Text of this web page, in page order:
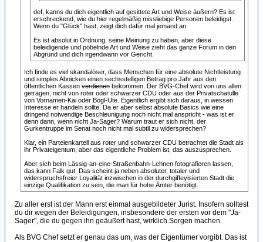
def, kanns du dich eigentlich auf gesittete Art und Weise äußern? Es ist
erschreckend, wie du hier regelmäßig missliebige Personen beleidigst.
Wenn du "Glück" hast, zeigt dich dafür mal jemand an.
Es ist absolut in Ordnung, seine Meinung zu haben, aber diese
beleidigende und pöbelnde Art und Weise zieht das ganze Forum in den
Abgrund und dich irgendwann vor Gericht.
Ich finde es viel skandalöser, dass Menschen für eine absolute Nichtleistung
und simples Abnicken einen sechsstelligen Betrag pro Jahr aus den
öffentlichen Kassen verdienen bekommen. Der BVG-Chef wird von uns allen
getragen, nicht von roter oder schwarzer CDU oder aus der Privatschatulle
von Vornamen-Kai oder Bögl-Ute. Eigentlich ergibt sich daraus, in wessen
Interesse er handeln sollte. Da er aber selbst absolute Basics wie eine
dringend notwendige Beschleunigung noch nicht mal anspricht - was ist er
denn dann, wenn nicht Ja-Sager? Warum traut er sich nicht, der
Gurkentruppe im Senat noch nicht mal subtil zu widersprechen?
Klar, ein Parteienkartell aus roter und schwarzer CDU betrachtet die Stadt als
ihr Privateigentum, aber das eigentliche Problem ist, das auszusprechen.
Aber sich beim Lässig-an-eine-Straßenbahn-Lehnen fotografieren lassen,
das kann Falk gut. Das scheint ja neben absoluter, totaler und
widerspruchsfreier Loyalität inzwischen in der durchgiffeyisierten Stadt die
einzige Qualifikation zu sein, die man für hohe Ämter benötigt.
Zu aller erst ist der Mann erst einmal ausgebildeter Jurist. Insofern solltest
du dir wegen der Beleidigungen, insbesondere der ersten vor dem "Ja-
Sager", die du gegen ihn geäußert hast, wirklich Sorgen machen.
Als BVG Chef setzt er genau das um, was der Eigentümer vorgibt. Das ist